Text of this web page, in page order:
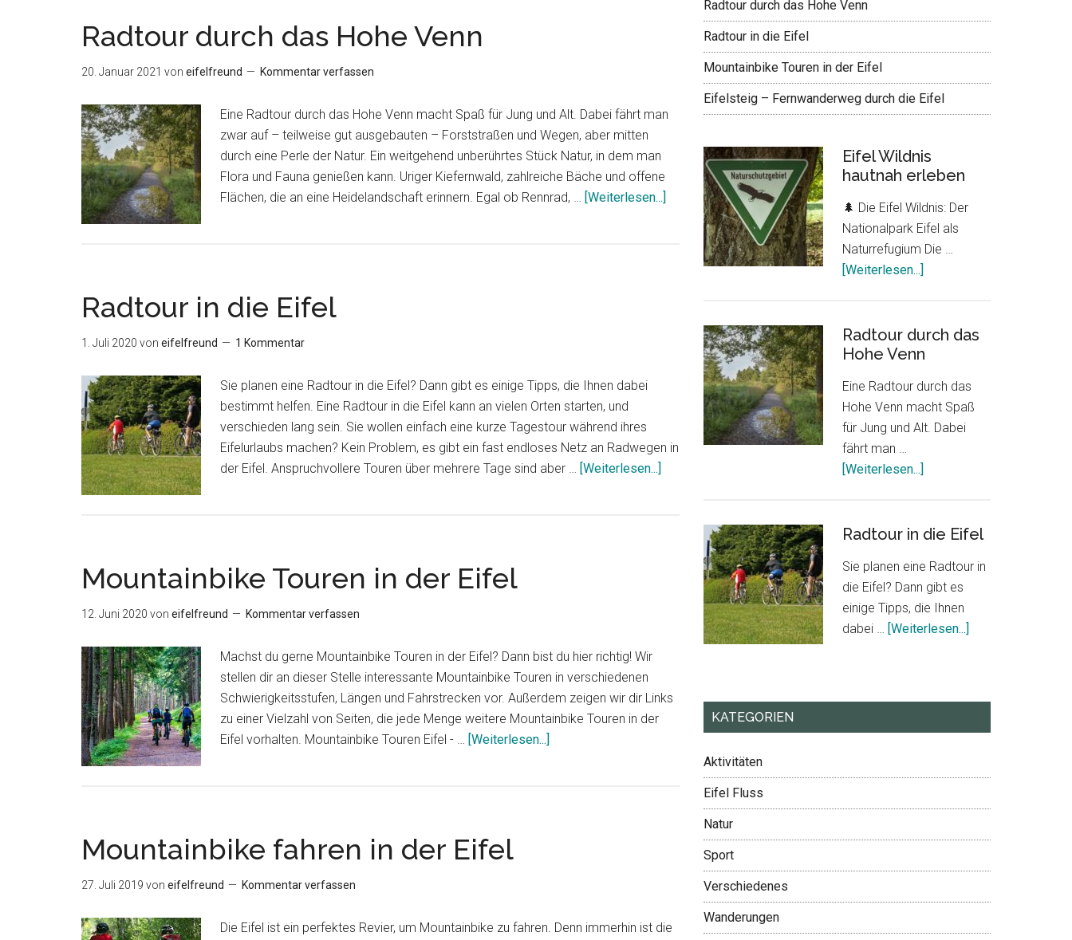
Radtour durch das Hohe Venn
20. Januar 2021 von eifelfreund Kommentar verfassen
Eine Radtour durch das Hohe Venn macht Spaß für Jung und Alt. Dabei fährt man
zwar auf – teilweise gut ausgebauten – Forststraßen und Wegen, aber mitten
durch eine Perle der Natur. Ein weitgehend unberührtes Stück Natur, in dem man
Flora und Fauna genießen kann. Uriger Kiefernwald, zahlreiche Bäche und offene
Flächen, die an eine Heidelandschaft erinnern. Egal ob Rennrad, … [Weiterlesen...] ÜberRadtour
Radtour in die Eifel
1. Juli 2020 von eifelfreund 1 Kommentar
Sie planen eine Radtour in die Eifel? Dann gibt es einige Tipps, die Ihnen dabei
bestimmt helfen. Eine Radtour in die Eifel kann an vielen Orten starten, und
verschieden lang sein. Sie wollen einfach eine kurze Tagestour während ihres
Eifelurlaubs machen? Kein Problem, es gibt ein fast endloses Netz an Radwegen in
der Eifel. Anspruchvollere Touren über mehrere Tage sind aber … [Weiterlesen...]
Mountainbike Touren in der Eifel
12. Juni 2020 von eifelfreund Kommentar verfassen
Machst du gerne Mountainbike Touren in der Eifel? Dann bist du hier richtig! Wir
stellen dir an dieser Stelle interessante Mountainbike Touren in verschiedenen
Schwierigkeitsstufen, Längen und Fahrstrecken vor. Außerdem zeigen wir dir Links
zu einer Vielzahl von Seiten, die jede Menge weitere Mountainbike Touren in der
Eifel vorhalten. Mountainbike Touren Eifel - … [Weiterlesen...]
Mountainbike fahren in der Eifel
27. Juli 2019 von eifelfreund Kommentar verfassen
Die Eifel ist ein perfektes Revier, um Mountainbike zu fahren. Denn immerhin ist die
Radtour durch das Hohe Venn
Radtour in die Eifel
Mountainbike Touren in der Eifel
Eifelsteig – Fernwanderweg durch die Eifel
Eifel Wildnis
hautnah erleben
🌲 Die Eifel Wildnis: Der
Nationalpark Eifel als
Naturrefugium Die …
[Weiterlesen...]
erleben
Radtour durch das
Hohe Venn
Eine Radtour durch das
Hohe Venn macht Spaß
für Jung und Alt. Dabei
fährt man …
[Weiterlesen...]
Hohe
Radtour in die Eifel
Sie planen eine Radtour in
die Eifel? Dann gibt es
einige Tipps, die Ihnen
dabei … [Weiterlesen...]
KATEGORIEN
Aktivitäten
Eifel Fluss
Natur
Sport
Verschiedenes
Wanderungen